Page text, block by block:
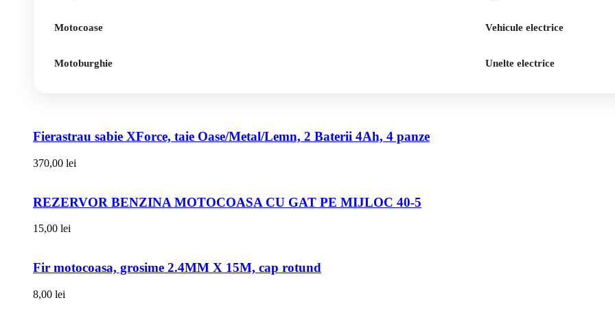
Motocoase
Motoburghie
Vehicule electrice
Unelte electrice
Fierastrau sabie XForce, taie Oase/Metal/Lemn, 2 Baterii 4Ah, 4 panze
370,00 lei
REZERVOR BENZINA MOTOCOASA CU GAT PE MIJLOC 40-5
15,00 lei
Fir motocoasa, grosime 2.4MM X 15M, cap rotund
8,00 lei